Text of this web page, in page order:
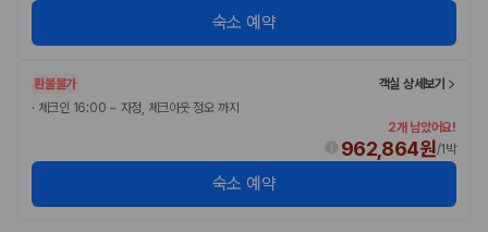
숙소 예약
환불불가
객실 상세보기
· 체크인 16:00 ~ 자정, 체크아웃 정오 까지
2개 남았어요!
962,864원/1박
숙소 예약